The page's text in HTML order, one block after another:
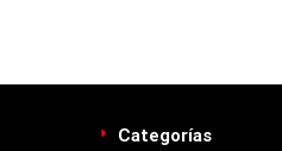
Categorías